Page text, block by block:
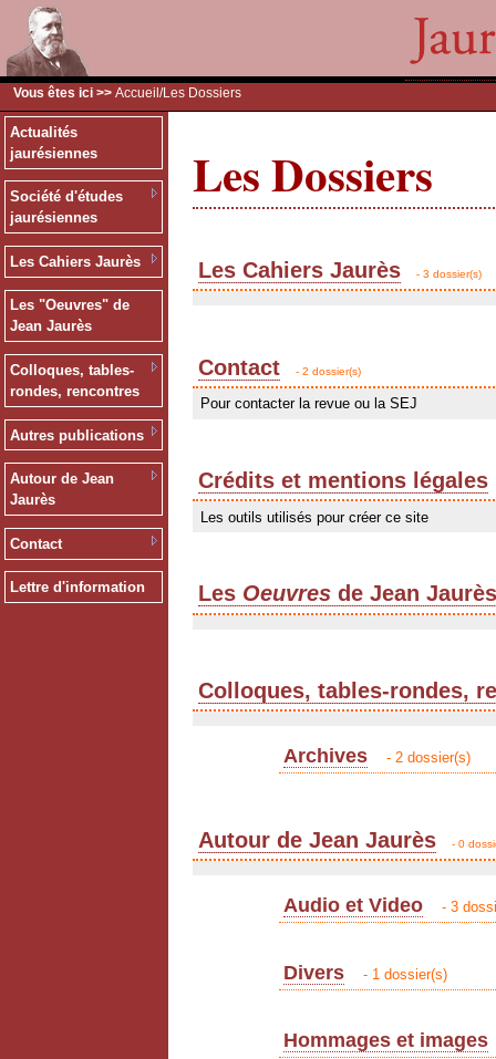
Vous êtes ici >> Accueil /Les Dossiers
Actualités
jaurésiennes
Société d'études
jaurésiennes
Les Cahiers Jaurès
Les "Oeuvres" de
Jean Jaurès
Colloques, tables-
rondes, rencontres
Autres publications
Autour de Jean
Jaurès
Contact
Lettre d'information
Les Dossiers
Les Cahiers Jaurès - 3 dossier(s)
Contact - 2 dossier(s)
Pour contacter la revue ou la SEJ
Crédits et mentions légales
Les outils utilisés pour créer ce site
Les Oeuvres de Jean
Colloques, tables-rondes,
Archives - 2 dossier(s)
Autour de Jean Jaurès - 0
Audio et Video - 3
Divers - 1 dossier(s)
Hommages et images